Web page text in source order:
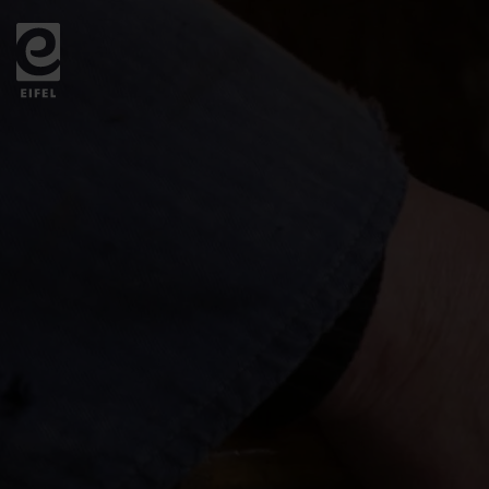
Zurück
zur
Startseite